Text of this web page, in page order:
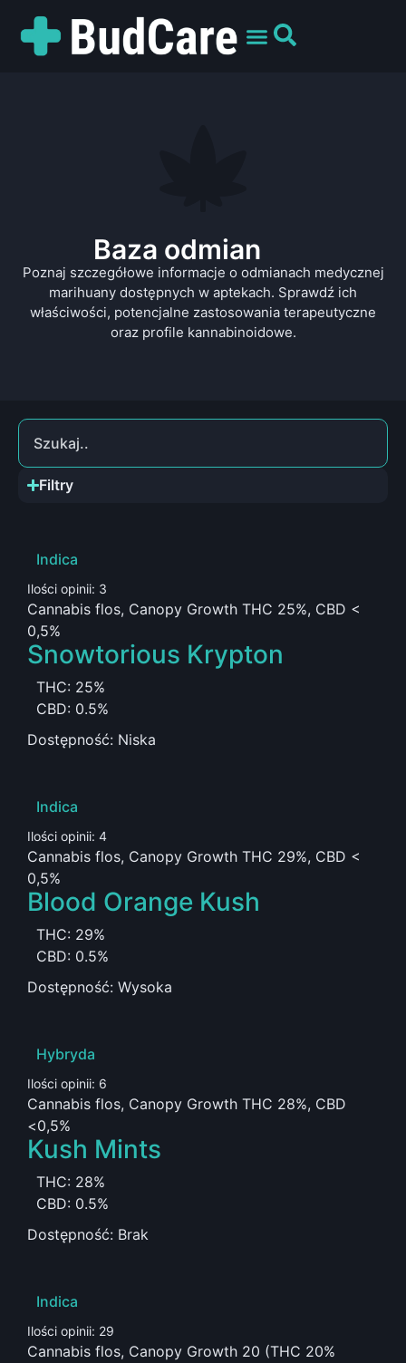
Baza odmian
Poznaj szczegółowe informacje o odmianach medycznej
marihuany dostępnych w aptekach. Sprawdź ich
właściwości, potencjalne zastosowania terapeutyczne
oraz profile kannabinoidowe.
Filtry
Indica
Ilości opinii: 3
Cannabis flos, Canopy Growth THC 25%, CBD <
0,5%
Snowtorious Krypton
THC: 25%
CBD: 0.5%
Dostępność: Niska
Indica
Ilości opinii: 4
Cannabis flos, Canopy Growth THC 29%, CBD <
0,5%
Blood Orange Kush
THC: 29%
CBD: 0.5%
Dostępność: Wysoka
Hybryda
Ilości opinii: 6
Cannabis flos, Canopy Growth THC 28%, CBD
<0,5%
Kush Mints
THC: 28%
CBD: 0.5%
Dostępność: Brak
Indica
Ilości opinii: 29
Cannabis flos, Canopy Growth 20 (THC 20%